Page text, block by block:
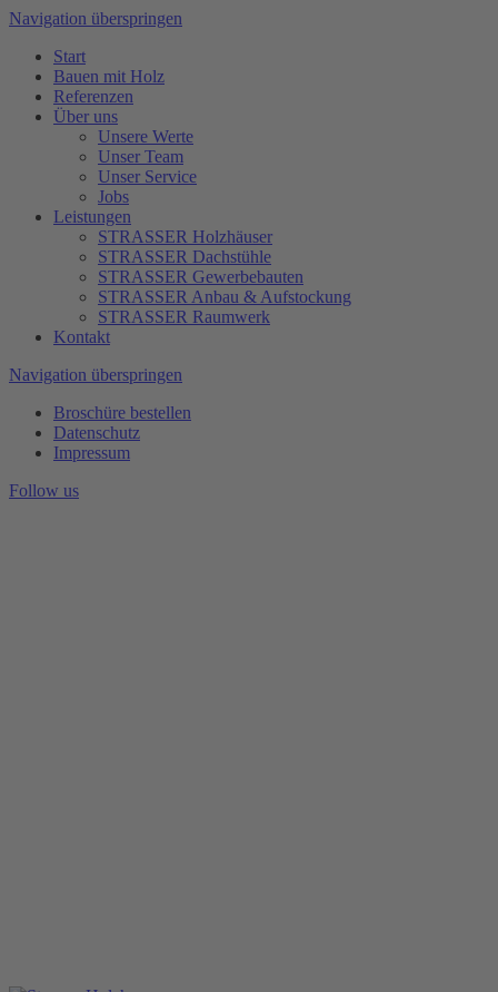
Navigation überspringen
Start
Bauen mit Holz
Referenzen
Über uns
Unsere Werte
Unser Team
Unser Service
Jobs
Leistungen
STRASSER Holzhäuser
STRASSER Dachstühle
STRASSER Gewerbebauten
STRASSER Anbau & Aufstockung
STRASSER Raumwerk
Kontakt
Navigation überspringen
Broschüre bestellen
Datenschutz
Impressum
Follow us